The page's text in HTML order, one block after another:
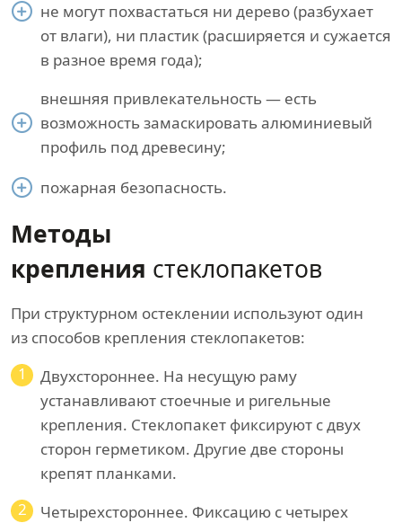
не могут похвастаться ни дерево (разбухает
от влаги), ни пластик (расширяется и сужается
в разное время года);
внешняя привлекательность — есть
возможность замаскировать алюминиевый
профиль под древесину;
пожарная безопасность.
Методы
крепления стеклопакетов
При структурном остеклении используют один
из способов крепления стеклопакетов:
1
Двухстороннее. На несущую раму
устанавливают стоечные и ригельные
крепления. Стеклопакет фиксируют с двух
сторон герметиком. Другие две стороны
крепят планками.
2
Четырехстороннее. Фиксацию с четырех